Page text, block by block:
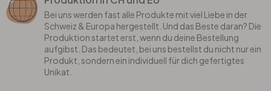
Bei uns werden fast alle Produkte mit viel Liebe in der
Schweiz & Europa hergestellt. Und das Beste daran? Die
Produktion startet erst, wenn du deine Bestellung
aufgibst. Das bedeutet, bei uns bestellst du nicht nur ein
Produkt, sondern ein individuell für dich gefertigtes
Unikat.